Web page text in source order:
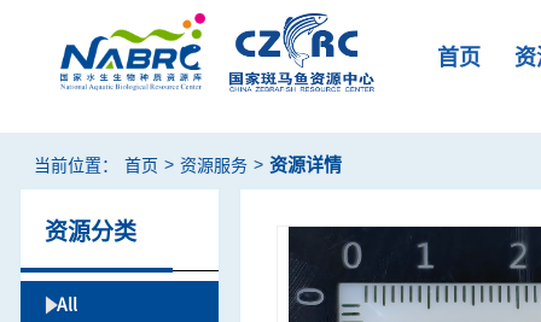
首页
当前位置： 首页 > 资源服务 > 资源详情
资源分类
All